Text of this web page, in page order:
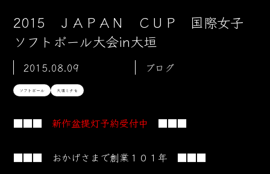
2015 ＪＡＰＡＮ ＣＵＰ 国際女子
ソフトボール大会in大垣
2015.08.09 ブログ
ソフトボール 大垣ミナモ
■■■ 新作盆提灯予約受付中 ■■■
■■■ おかげさまで創業１０１年 ■■■